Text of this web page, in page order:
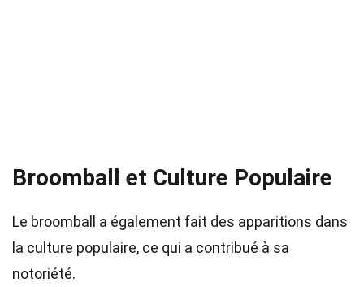
Broomball et Culture Populaire
Le broomball a également fait des apparitions dans
la culture populaire, ce qui a contribué à sa
notoriété.